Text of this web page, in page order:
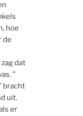
hoe
de
dat
”
bracht
uit.
er